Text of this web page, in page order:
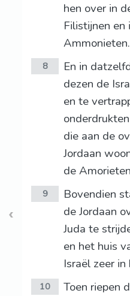
hen over in
Filistijnen en
Ammonieten.
8
En in
dezen de
en te
die aan de
Jordaan
de
9
Bovendien
de Jordaan
Juda te
en het huis
Israël zeer
10
Toen riepen